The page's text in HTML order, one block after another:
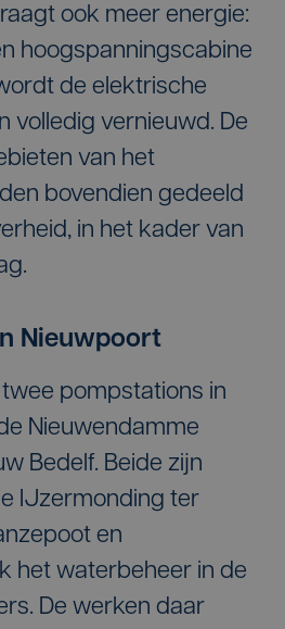
ook meer energie:
hoogspanningscabine
de elektrische
volledig vernieuwd. De
van het
bovendien gedeeld
in het kader van
Nieuwpoort
pompstations in
Nieuwendamme
Bedelf. Beide zijn
IJzermonding ter
en
het waterbeheer in de
De werken daar